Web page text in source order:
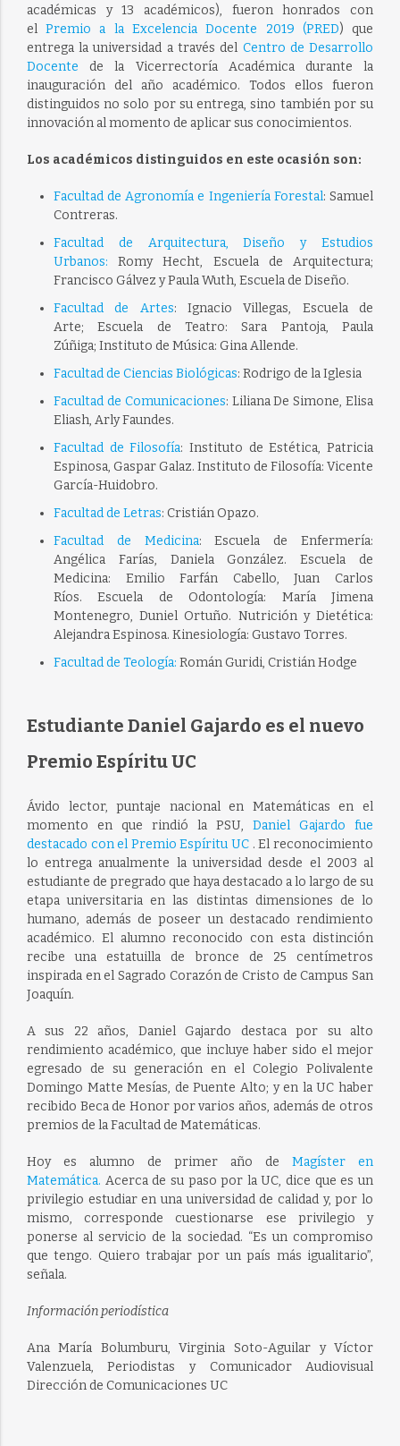
académicas y 13 académicos), fueron honrados con
elPremio a la Excelencia Docente 2019 (PRED) que
entrega la universidad a través del Centro de Desarrollo
Docentede la Vicerrectoría Académica durante la
inauguración del año académico. Todos ellos fueron
distinguidos no solo por su entrega, sino también por su
innovación al momento de aplicar sus conocimientos.
Los académicos distinguidos en este ocasión son:
Facultad de Agronomía e Ingeniería Forestal: Samuel
Contreras.
Facultad de Arquitectura, Diseño y Estudios
Urbanos: Romy Hecht, Escuela de Arquitectura;
Francisco Gálvez y Paula Wuth, Escuela de Diseño.
Facultad de Artes: Ignacio Villegas, Escuela de
Arte; Escuela de Teatro: Sara Pantoja, Paula
Zúñiga; Instituto de Música: Gina Allende.
Facultad de Ciencias Biológicas: Rodrigo de la Iglesia
Facultad de Comunicaciones: Liliana De Simone, Elisa
Eliash, Arly Faundes.
Facultad de Filosofía: Instituto de Estética, Patricia
Espinosa, Gaspar Galaz. Instituto de Filosofía: Vicente
García-Huidobro.
Facultad de Letras: Cristián Opazo.
Facultad de Medicina: Escuela de Enfermería:
Angélica Farías, Daniela González. Escuela de
Medicina: Emilio Farfán Cabello, Juan Carlos
Ríos. Escuela de Odontología: María Jimena
Montenegro, Duniel Ortuño. Nutrición y Dietética:
Alejandra Espinosa. Kinesiología: Gustavo Torres.
Facultad de Teología: Román Guridi, Cristián Hodge
Estudiante Daniel Gajardo es el nuevo
Premio Espíritu UC
Ávido lector, puntaje nacional en Matemáticas en el
momento en que rindió la PSU,Daniel Gajardo fue
destacado con el Premio Espíritu UC . El reconocimiento
lo entrega anualmente la universidad desde el 2003 al
estudiante de pregrado que haya destacado a lo largo de su
etapa universitaria en las distintas dimensiones de lo
humano, además de poseer un destacado rendimiento
académico. El alumno reconocido con esta distinción
recibe una estatuilla de bronce de 25 centímetros
inspirada en el Sagrado Corazón de Cristo de Campus San
Joaquín.
A sus 22 años, Daniel Gajardo destaca por su alto
rendimiento académico, que incluye haber sido el mejor
egresado de su generación en el Colegio Polivalente
Domingo Matte Mesías, de Puente Alto; y en la UC haber
recibido Beca de Honor por varios años, además de otros
premios de la Facultad de Matemáticas.
Hoy es alumno de primer año deMagíster en
Matemática. Acerca de su paso por la UC, dice que es un
privilegio estudiar en una universidad de calidad y, por lo
mismo, corresponde cuestionarse ese privilegio y
ponerse al servicio de la sociedad. “Es un compromiso
que tengo. Quiero trabajar por un país más igualitario”,
señala.
Información periodística
Ana María Bolumburu, Virginia Soto-Aguilar y Víctor
Valenzuela, Periodistas y Comunicador Audiovisual
Dirección de Comunicaciones UC